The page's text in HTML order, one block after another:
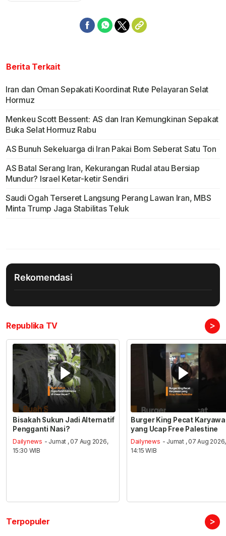
Berita Terkait
Iran dan Oman Sepakati Koordinat Rute Pelayaran Selat
Hormuz
Menkeu Scott Bessent: AS dan Iran Kemungkinan Sepakat
Buka Selat Hormuz Rabu
AS Bunuh Sekeluarga di Iran Pakai Bom Seberat Satu Ton
AS Batal Serang Iran, Kekurangan Rudal atau Bersiap
Mundur? Israel Ketar-ketir Sendiri
Saudi Ogah Terseret Langsung Perang Lawan Iran, MBS
Minta Trump Jaga Stabilitas Teluk
Rekomendasi
Republika TV >
Bisakah Sukun Jadi Alternatif
Pengganti Nasi?
Dailynews - Jumat , 07 Aug 2026,
15:30 WIB
Burger King Pecat
yang Ucap Free Palestine
Dailynews - Jumat , 07 Aug 2026,
14:15 WIB
Terpopuler >